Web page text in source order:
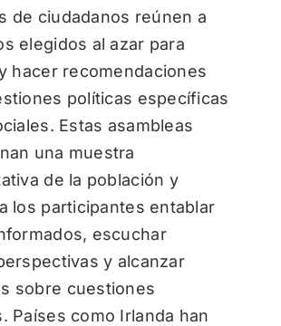
de ciudadanos reúnen a
elegidos al azar para
hacer recomendaciones
políticas específicas
Estas asambleas
una muestra
de la población y
los participantes entablar
escuchar
y alcanzar
sobre cuestiones
Países como Irlanda han